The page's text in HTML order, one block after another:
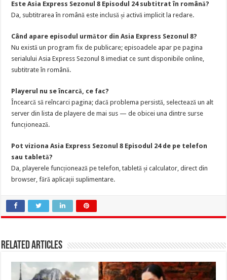
Este Asia Express Sezonul 8 Episodul 24 subtitrat în română?
Da, subtitrarea în română este inclusă și activă implicit la redare.
Când apare episodul următor din Asia Express Sezonul 8?
Nu există un program fix de publicare; episoadele apar pe pagina
serialului Asia Express Sezonul 8 imediat ce sunt disponibile online,
subtitrate în română.
Playerul nu se încarcă, ce fac?
Încearcă să reîncarci pagina; dacă problema persistă, selectează un alt
server din lista de playere de mai sus — de obicei una dintre surse
funcționează.
Pot viziona Asia Express Sezonul 8 Episodul 24 de pe telefon
sau tabletă?
Da, playerele funcționează pe telefon, tabletă și calculator, direct din
browser, fără aplicații suplimentare.
Related Articles